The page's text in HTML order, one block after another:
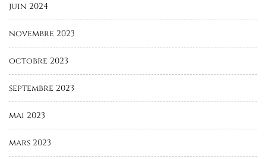
juin 2024
novembre 2023
octobre 2023
septembre 2023
mai 2023
mars 2023